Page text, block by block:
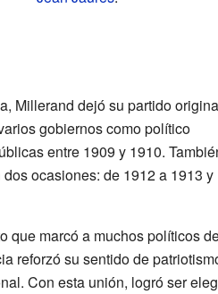
Millerand dejó su partido
gobiernos como político
entre 1909 y 1910.
ocasiones: de 1912 a 1913 y
que marcó a muchos políticos
reforzó su sentido de
Con esta unión, logró ser